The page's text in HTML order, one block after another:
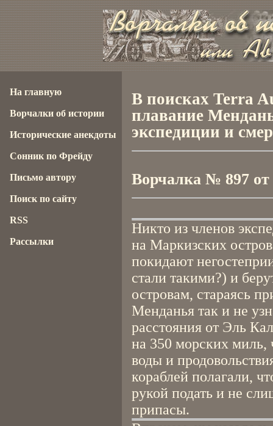
В поисках Terra
плавание
экспедиции и
Ворчалка № 897 от
Никто из членов
на Маркизских
покидают
стали такими?) и
островам, стараясь
Менданья так и не
расстояния от Эль
на 350 морских миль,
воды и
кораблей полагали,
рукой подать и не
припасы.
На главную
Ворчалки об истории
Исторические анекдоты
Сонник по Фрейду
Письмо автору
Поиск по сайту
RSS
Рассылки